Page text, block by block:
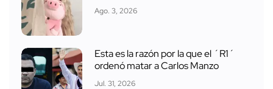
Ago. 3, 2026
Esta es la razón por la que el ´R1´
ordenó matar a Carlos Manzo
Jul. 31, 2026